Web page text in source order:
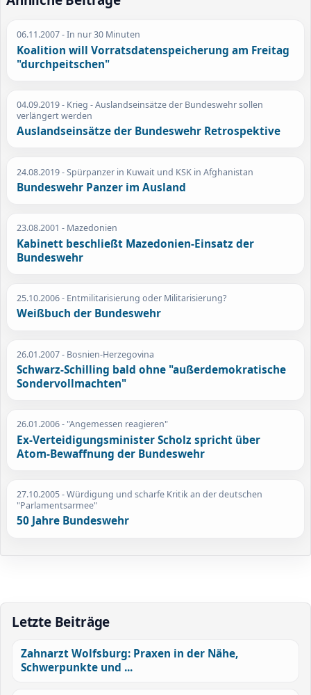
06.11.2007- In nur 30 Minuten
Koalition will Vorratsdatenspeicherung am Freitag
"durchpeitschen"
04.09.2019- Krieg - Auslandseinsätze der Bundeswehr sollen
verlängert werden
Auslandseinsätze der Bundeswehr Retrospektive
24.08.2019- Spürpanzer in Kuwait und KSK in Afghanistan
Bundeswehr Panzer im Ausland
23.08.2001 - Mazedonien
Kabinett beschließt Mazedonien-Einsatz der
Bundeswehr
25.10.2006- Entmilitarisierung oder Militarisierung?
Weißbuch der Bundeswehr
26.01.2007- Bosnien-Herzegovina
Schwarz-Schilling bald ohne "außerdemokratische
Sondervollmachten"
26.01.2006- "Angemessen reagieren"
Ex-Verteidigungsminister Scholz spricht über
Atom-Bewaffnung der Bundeswehr
27.10.2005- Würdigung und scharfe Kritik an der deutschen
"Parlamentsarmee"
50 Jahre Bundeswehr
Letzte Beiträge
Zahnarzt Wolfsburg: Praxen in der Nähe,
Schwerpunkte und ...